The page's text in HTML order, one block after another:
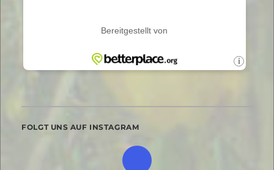
FOLGT UNS AUF INSTAGRAM